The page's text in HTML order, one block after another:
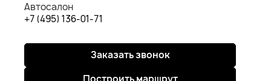
Автосалон
+7 (495) 136-01-71
Заказать звонок